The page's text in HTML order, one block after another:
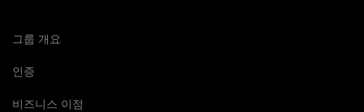
그룹 개요
인증
비즈니스 이점